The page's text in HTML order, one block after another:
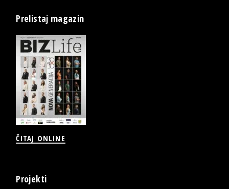
Prelistaj magazin
ČITAJ ONLINE
Projekti